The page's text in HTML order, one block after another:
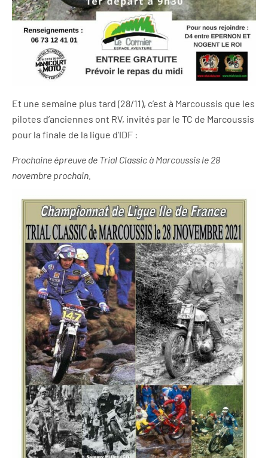
Et une semaine plus tard (28/11), c’est à Marcoussis que les
pilotes d’anciennes ont RV, invités par le TC de Marcoussis
pour la finale de la ligue d’IDF :
Prochaine épreuve de Trial Classic à Marcoussis le 28
novembre prochain.